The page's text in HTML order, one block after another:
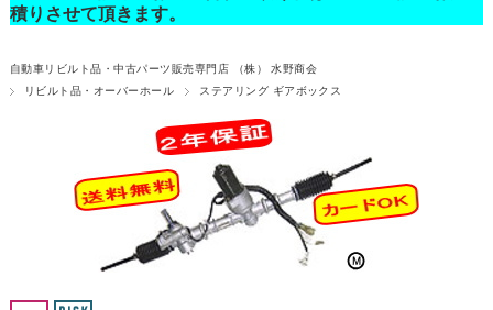
積りさせて頂きます。
自動車リビルト品・中古パーツ販売専門店 （株） 水野商会
リビルト品・オーバーホール
ステアリング ギアボックス